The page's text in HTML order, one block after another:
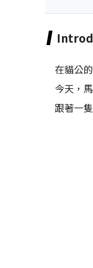
在貓公
今天，
跟著一